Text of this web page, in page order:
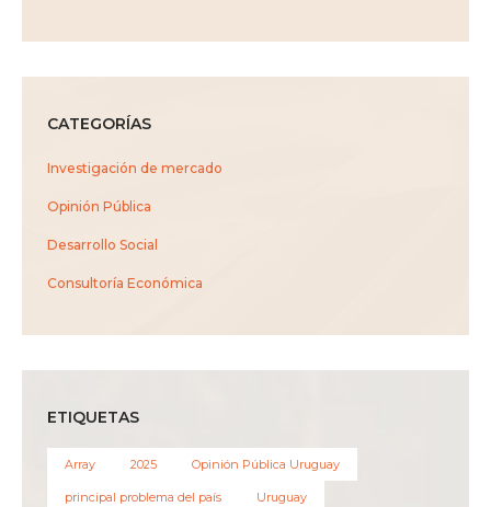
CATEGORÍAS
Investigación de mercado
Opinión Pública
Desarrollo Social
Consultoría Económica
ETIQUETAS
Array 2025 Opinión Pública Uruguay
principal problema del país Uruguay